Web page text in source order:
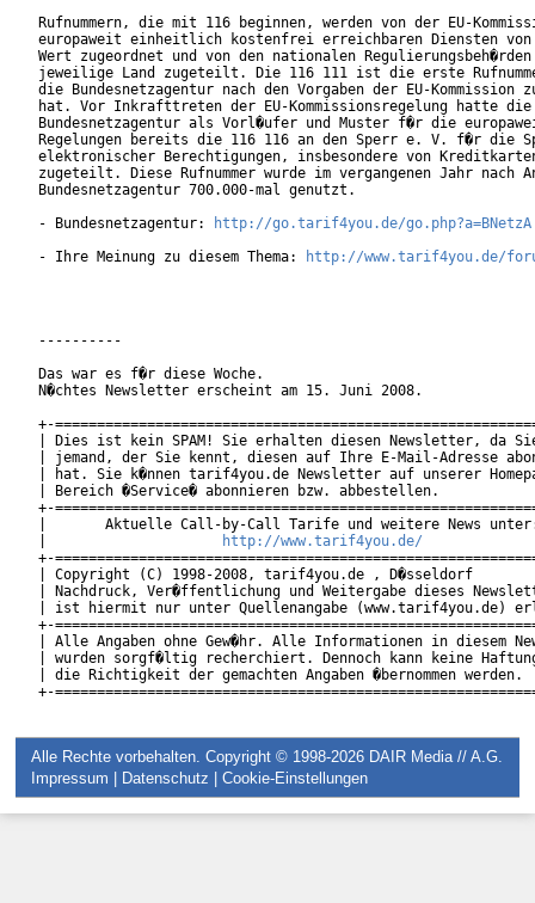
Rufnummern, die mit 116 beginnen, werden von der EU-
europaweit einheitlich kostenfrei erreichbaren Diensten von
Wert zugeordnet und von den nationalen
jeweilige Land zugeteilt. Die 116 111 ist die erste
die Bundesnetzagentur nach den Vorgaben der EU-Kommission
hat. Vor Inkrafttreten der EU-Kommissionsregelung hatte die
Bundesnetzagentur als Vorl�ufer und Muster f�r die
Regelungen bereits die 116 116 an den Sperr e. V. f�r die
elektronischer Berechtigungen, insbesondere von
zugeteilt. Diese Rufnummer wurde im vergangenen Jahr nach
Bundesnetzagentur 700.000-mal genutzt.
- Bundesnetzagentur:
http://go.tarif4you.de/go.php?a=BNetzA
- Ihre Meinung zu diesem Thema:
http://www.tarif4you.de/
----------
Das war es f�r diese Woche.
N�chtes Newsletter erscheint am 15. Juni 2008.
+-
| Dies ist kein SPAM! Sie erhalten diesen Newsletter, da
| jemand, der Sie kennt, diesen auf Ihre E-Mail-Adresse
| hat. Sie k�nnen tarif4you.de Newsletter auf unserer
| Bereich �Service� abonnieren bzw. abbestellen.
+-
|       Aktuelle Call-by-Call Tarife und weitere News
http://www.tarif4you.de/
+-
| Copyright (C) 1998-2008, tarif4you.de , D�sseldorf
| Nachdruck, Ver�ffentlichung und Weitergabe dieses
| ist hiermit nur unter Quellenangabe (www.tarif4you.de)
+-
| Alle Angaben ohne Gew�hr. Alle Informationen in diesem
| wurden sorgf�ltig recherchiert. Dennoch kann keine
| die Richtigkeit der gemachten Angaben �bernommen
Alle Rechte vorbehalten. Copyright © 1998-2026 DAIR Media // A.G.
Impressum | Datenschutz | Cookie-Einstellungen